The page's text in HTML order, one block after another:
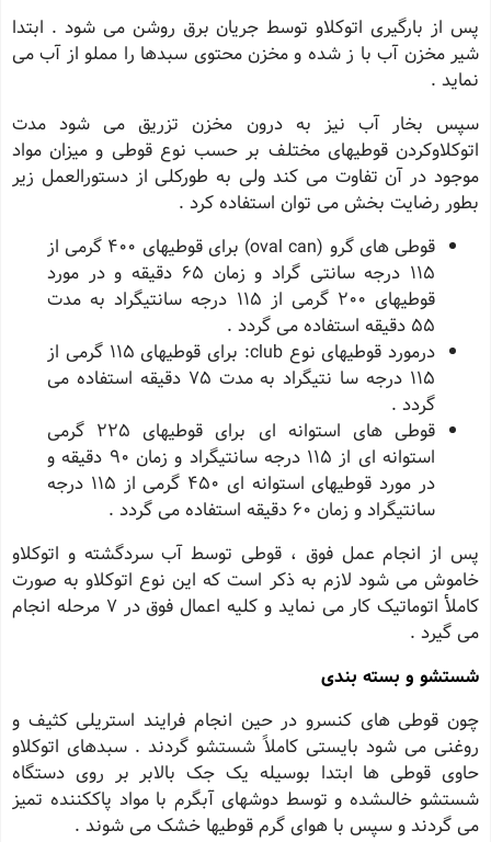
پس از بارگیرى اتوکلاو توسط جریان برق روشن مى شود . ابتدا
شیر مخزن آب با ز شده و مخزن محتوى سبدها را مملو از آب مى
نماید .
سپس بخار آب نیز به درون مخزن تزریق مى شود مدت
اتوکلاوکردن قوطیهاى مختلف بر حسب نوع قوطى و میزان مواد
موجود در آن تفاوت مى کند ولى به طورکلى از دستورالعمل زیر
بطور رضایت بخش مى توان استفاده کرد .
قوطی هاى گرو (oval can) براى قوطیهاى 400 گرمى از
115 درجه سانتی گراد و زمان 65 دقیقه و در مورد
قوطیهاى 200 گرمى از 115 درجه سانتیگراد به مدت
55 دقیقه استفاده مى گردد .
درمورد قوطیهاى نوع club: براى قوطیهاى 115 گرمى از
115 درجه سا نتیگراد به مدت 75 دقیقه استفاده مى
گردد .
قوطی هاى استوانه اى براى قوطیهاى 225 گرمى
استوانه اى از 115 درجه سانتیگراد و زمان 90 دقیقه و
در مورد قوطیهاى استوانه اى 450 گرمى از 115 درجه
سانتیگراد و زمان 60 دقیقه استفاده مى گردد .
پس از انجام عمل فوق ، قوطى توسط آب سردگشته و اتوکلاو
خاموش مى شود لازم به ذکر است که این نوع اتوکلاو به صورت
کاملأ اتوماتیک کار مى نماید و کلیه اعمال فوق در 7 مرحله انجام
مى گیرد .
شستشو و بسته بندى
چون قوطى هاى کنسرو در حین انجام فرایند استریلى کثیف و
روغنى مى شود بایستى کاملاً شستشو گردند . سبدهاى اتوکلاو
حاوى قوطى ها ابتدا بوسیله یک جک بالابر بر روى دستگاه
شستشو خالىشده و توسط دوشهاى آبگرم با مواد پاککننده تمیز
مى گردند و سپس با هواى گرم قوطیها خشک مى شوند .